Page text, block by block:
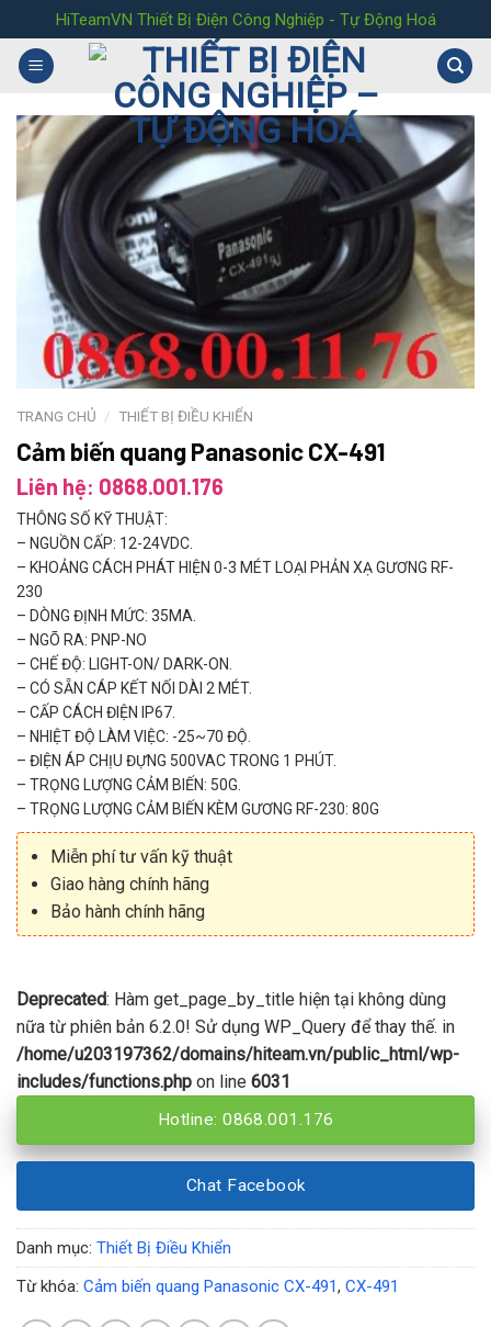
to
content
HiTeamVN Thiết Bị Điện Công Nghiệp - Tự Động Hoá
TRANG CHỦ / THIẾT BỊ ĐIỀU KHIỂN
Cảm biến quang Panasonic CX-491
Liên hệ: 0868.001.176
THÔNG SỐ KỸ THUẬT:
– NGUỒN CẤP: 12-24VDC.
– KHOẢNG CÁCH PHÁT HIỆN 0-3 MÉT LOẠI PHẢN XẠ GƯƠNG RF-
230
– DÒNG ĐỊNH MỨC: 35MA.
– NGÕ RA: PNP-NO
– CHẾ ĐỘ: LIGHT-ON/ DARK-ON.
– CÓ SẴN CÁP KẾT NỐI DÀI 2 MÉT.
– CẤP CÁCH ĐIỆN IP67.
– NHIỆT ĐỘ LÀM VIỆC: -25~70 ĐỘ.
– ĐIỆN ÁP CHỊU ĐỰNG 500VAC TRONG 1 PHÚT.
– TRỌNG LƯỢNG CẢM BIẾN: 50G.
– TRỌNG LƯỢNG CẢM BIẾN KÈM GƯƠNG RF-230: 80G
Miễn phí tư vấn kỹ thuật
Giao hàng chính hãng
Bảo hành chính hãng
Deprecated: Hàm get_page_by_title hiện tại không dùng
nữa từ phiên bản 6.2.0! Sử dụng WP_Query để thay thế. in
/home/u203197362/domains/hiteam.vn/public_html/wp-
includes/functions.php on line 6031
Hotline: 0868.001.176
Chat Facebook
Danh mục: Thiết Bị Điều Khiển
Từ khóa: Cảm biến quang Panasonic CX-491, CX-491